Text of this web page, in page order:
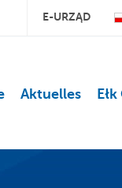
E-URZĄD
Aktuelles